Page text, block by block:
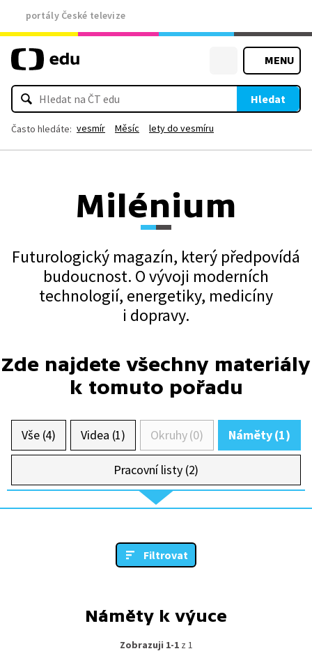
portály České televize
MENU
Hledat
Často hledáte: vesmír Měsíc lety do vesmíru
Milénium
Futurologický magazín, který předpovídá
budoucnost. O vývoji moderních
technologií, energetiky, medicíny
i dopravy.
Zde najdete všechny materiály
k tomuto pořadu
Vše (4) Videa (1) Okruhy (0) Náměty (1)
Pracovní listy (2)
Filtrovat
Náměty k výuce
Zobrazuji 1-1z 1